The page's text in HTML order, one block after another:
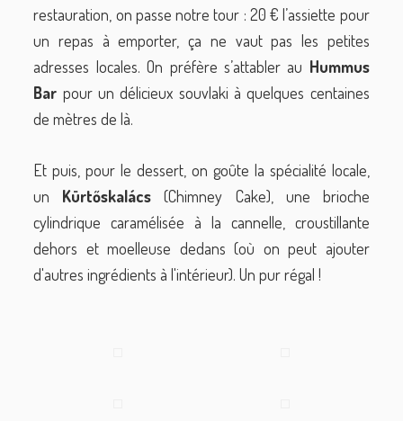
restauration, on passe notre tour : 20 € l’assiette pour
un repas à emporter, ça ne vaut pas les petites
adresses locales. On préfère s’attabler au Hummus
Bar pour un délicieux souvlaki à quelques centaines
de mètres de là.
Et puis, pour le dessert, on goûte la spécialité locale,
un Kürtőskalács (Chimney Cake), une brioche
cylindrique caramélisée à la cannelle, croustillante
dehors et moelleuse dedans (où on peut ajouter
d'autres ingrédients à l'intérieur). Un pur régal !